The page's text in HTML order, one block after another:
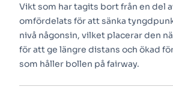
Vikt som har tagits bort från en del
omfördelats för att sänka
nivå någonsin, vilket placerar den
för att ge längre distans och ökad
som håller bollen på fairway.